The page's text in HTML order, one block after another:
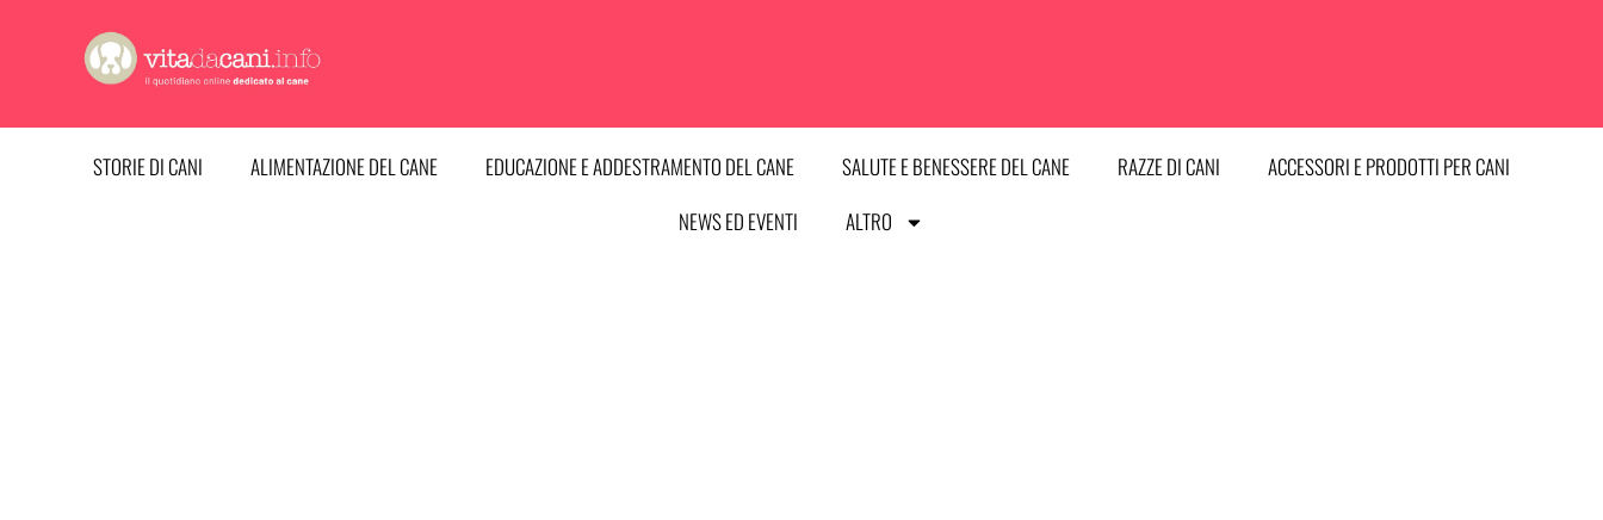
contenuto
STORIE DI CANI ALIMENTAZIONE DEL CANE EDUCAZIONE E ADDESTRAMENTO DEL CANE SALUTE E BENESSERE DEL CANE RAZZE DI CANI
ACCESSORI E PRODOTTI PER CANI
NEWS ED EVENTI
ALTRO